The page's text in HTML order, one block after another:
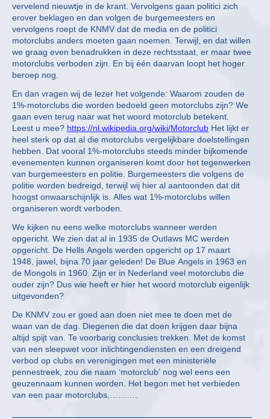
vervelend nieuwtje in de krant. Vervolgens gaan politici zich
erover beklagen en dan volgen de burgemeesters en
vervolgens roept de KNMV dat de media en de politici
motorclubs anders moeten gaan noemen. Terwijl, en dat willen
we graag even benadrukken in deze rechtsstaat, er maar twee
motorclubs verboden zijn. En bij één daarvan loopt het hoger
beroep nog.
En dan vragen wij de lezer het volgende: Waarom zouden de
1%-motorclubs die worden bedoeld geen motorclubs zijn? We
gaan even terug naar wat het woord motorclub betekent.
Leest u mee? https://nl.wikipedia.org/wiki/Motorclub Het lijkt er
heel sterk op dat al die motorclubs vergelijkbare doelstellingen
hebben. Dat vooral 1%-motorclubs steeds minder bijkomende
evenementen kunnen organiseren komt door het tegenwerken
van burgemeesters en politie. Burgemeesters die volgens de
politie worden bedreigd, terwijl wij hier al aantoonden dat dit
hoogst onwaarschijnlijk is. Alles wat 1%-motorclubs willen
organiseren wordt verboden.
We kijken nu eens welke motorclubs wanneer werden
opgericht. We zien dat al in 1935 de Outlaws MC werden
opgericht. De Hells Angels werden opgericht op 17 maart
1948, jawel, bijna 70 jaar geleden! De Blue Angels in 1963 en
de Mongols in 1960. Zijn er in Nederland veel motorclubs die
ouder zijn? Dus wie heeft er hier het woord motorclub eigenlijk
uitgevonden?
De KNMV zou er goed aan doen niet mee te doen met de
waan van de dag. Diegenen die dat doen krijgen daar bijna
altijd spijt van. Te voorbarig conclusies trekken. Met de komst
van een sleepwet voor inlichtingendiensten en een dreigend
verbod op clubs en verenigingen met een ministeriële
pennestreek, zou die naam ‘motorclub’ nog wel eens een
geuzennaam kunnen worden. Het begon met het verbieden
van een paar motorclubs,……….